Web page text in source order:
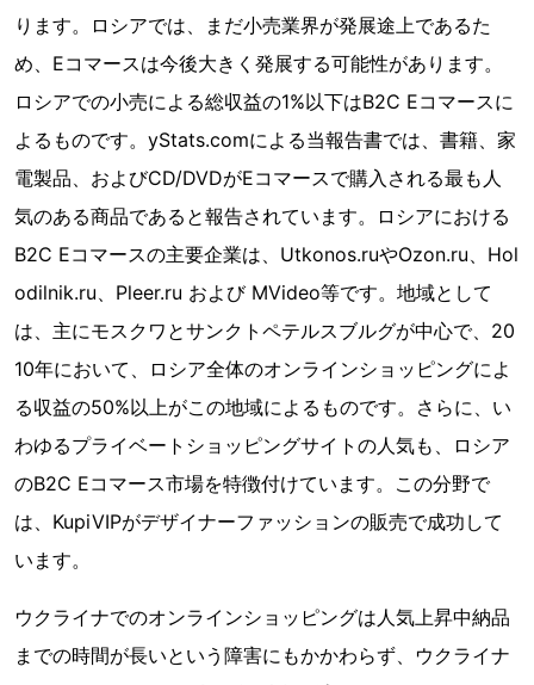
ります。ロシアでは、まだ小売業界が発展途上であるた
め、Eコマースは今後大きく発展する可能性があります。
ロシアでの小売による総収益の1%以下はB2C Eコマースに
よるものです。yStats.comによる当報告書では、書籍、家
電製品、およびCD/DVDがEコマースで購入される最も人
気のある商品であると報告されています。ロシアにおける
B2C Eコマースの主要企業は、Utkonos.ruやOzon.ru、Hol
odilnik.ru、Pleer.ru および MVideo等です。地域として
は、主にモスクワとサンクトペテルスブルグが中心で、20
10年において、ロシア全体のオンラインショッピングによ
る収益の50%以上がこの地域によるものです。さらに、い
わゆるプライベートショッピングサイトの人気も、ロシア
のB2C Eコマース市場を特徴付けています。この分野で
は、KupiVIPがデザイナーファッションの販売で成功して
います。
ウクライナでのオンラインショッピングは人気上昇中納品
までの時間が長いという障害にもかかわらず、ウクライナ